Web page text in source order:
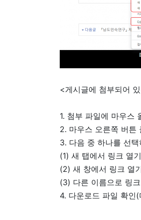
<게시글에 첨부되어
1. 첨부 파일에 마우스
2. 마우스 오른쪽 버튼
3. 다음 중 하나를 선
(1) 새 탭에서 링크 열기
(2) 새 창에서 링크 열
(3) 다른 이름으로 링
4. 다운로드 파일 확인